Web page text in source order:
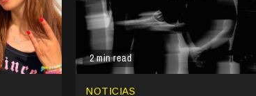
2 min read
NOTICIAS